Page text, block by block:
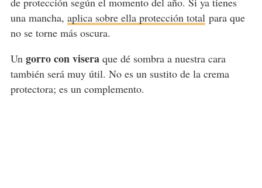
una mancha, aplica sobre ella protección totalpara que
no se torne más oscura.
Un gorro con viseraque dé sombra a nuestra cara
también será muy útil. No es un sustito de la crema
protectora; es un complemento.